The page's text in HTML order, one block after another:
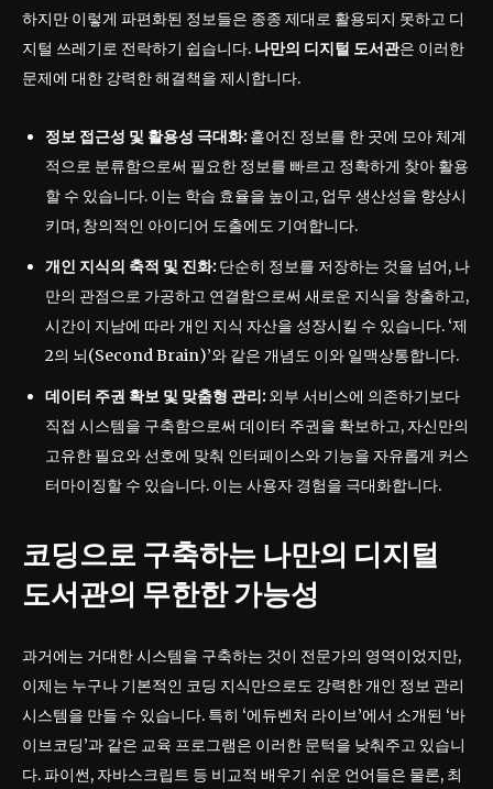
하지만 이렇게 파편화된 정보들은 종종 제대로 활용되지 못하고 디
지털 쓰레기로 전락하기 쉽습니다. 나만의 디지털 도서관은 이러한
문제에 대한 강력한 해결책을 제시합니다.
정보 접근성 및 활용성 극대화:흩어진 정보를 한 곳에 모아 체계
적으로 분류함으로써 필요한 정보를 빠르고 정확하게 찾아 활용
할 수 있습니다. 이는 학습 효율을 높이고, 업무 생산성을 향상시
키며, 창의적인 아이디어 도출에도 기여합니다.
개인 지식의 축적 및 진화:단순히 정보를 저장하는 것을 넘어, 나
만의 관점으로 가공하고 연결함으로써 새로운 지식을 창출하고,
시간이 지남에 따라 개인 지식 자산을 성장시킬 수 있습니다. ‘제
2의 뇌(Second Brain)’와 같은 개념도 이와 일맥상통합니다.
데이터 주권 확보 및 맞춤형 관리:외부 서비스에 의존하기보다
직접 시스템을 구축함으로써 데이터 주권을 확보하고, 자신만의
고유한 필요와 선호에 맞춰 인터페이스와 기능을 자유롭게 커스
터마이징할 수 있습니다. 이는 사용자 경험을 극대화합니다.
코딩으로 구축하는 나만의 디지털
도서관의 무한한 가능성
과거에는 거대한 시스템을 구축하는 것이 전문가의 영역이었지만,
이제는 누구나 기본적인 코딩 지식만으로도 강력한 개인 정보 관리
시스템을 만들 수 있습니다. 특히 ‘에듀벤처 라이브’에서 소개된 ‘바
이브코딩’과 같은 교육 프로그램은 이러한 문턱을 낮춰주고 있습니
다. 파이썬, 자바스크립트 등 비교적 배우기 쉬운 언어들은 물론, 최